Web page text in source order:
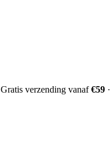
Gratis verzending vanaf€59 ·